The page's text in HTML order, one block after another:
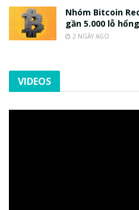
Nhóm Bitcoin
gần 5.000 lỗ
2 NGÀY AGO
VIDEOS